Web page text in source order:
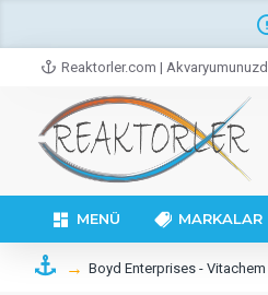
Reaktorler.com |
MENÜ MARKALAR
Boyd Enterprises -